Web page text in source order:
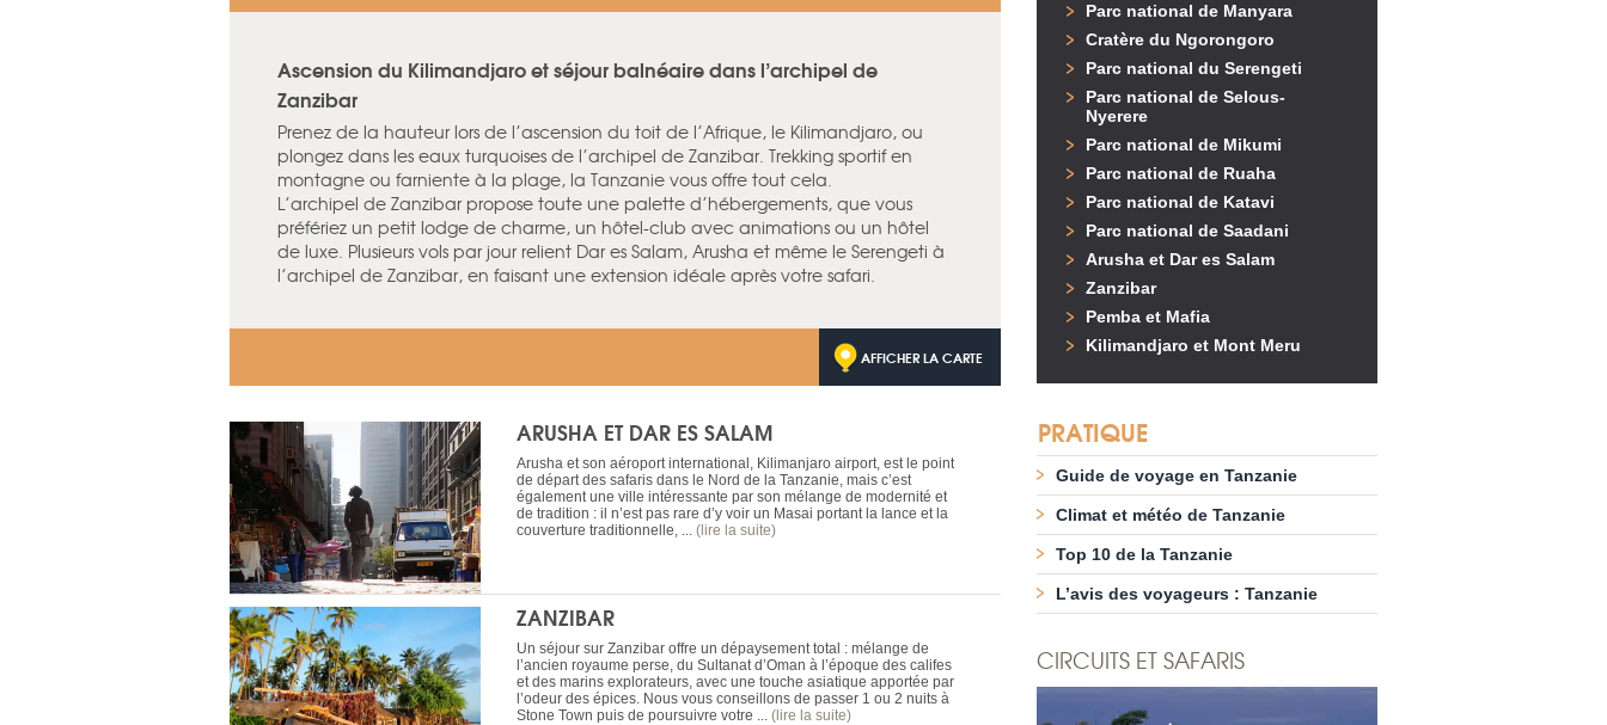
Ascension du Kilimandjaro et séjour balnéaire dans l’archipel de
Zanzibar
Prenez de la hauteur lors de l’ascension du toit de l’Afrique, le Kilimandjaro, ou
plongez dans les eaux turquoises de l’archipel de Zanzibar. Trekking sportif en
montagne ou farniente à la plage, la Tanzanie vous offre tout cela.
L’archipel de Zanzibar propose toute une palette d’hébergements, que vous
préfériez un petit lodge de charme, un hôtel-club avec animations ou un hôtel
de luxe. Plusieurs vols par jour relient Dar es Salam, Arusha et même le Serengeti à
l’archipel de Zanzibar, en faisant une extension idéale après votre safari.
AFFICHER LA CARTE
ARUSHA ET DAR ES SALAM
Arusha et son aéroport international, Kilimanjaro airport, est le point
de départ des safaris dans le Nord de la Tanzanie, mais c’est
également une ville intéressante par son mélange de modernité et
de tradition : il n’est pas rare d’y voir un Masai portant la lance et la
couverture traditionnelle, ... (lire la suite)
ZANZIBAR
Un séjour sur Zanzibar offre un dépaysement total : mélange de
l’ancien royaume perse, du Sultanat d’Oman à l’époque des califes
et des marins explorateurs, avec une touche asiatique apportée par
l’odeur des épices. Nous vous conseillons de passer 1 ou 2 nuits à
Stone Town puis de poursuivre votre ... (lire la suite)
Parc national de Manyara
Cratère du Ngorongoro
Parc national du Serengeti
Parc national de Selous-
Nyerere
Parc national de Mikumi
Parc national de Ruaha
Parc national de Katavi
Parc national de Saadani
Arusha et Dar es Salam
Zanzibar
Pemba et Mafia
Kilimandjaro et Mont Meru
PRATIQUE
Guide de voyage en Tanzanie
Climat et météo de Tanzanie
Top 10 de la Tanzanie
L’avis des voyageurs : Tanzanie
CIRCUITS ET SAFARIS